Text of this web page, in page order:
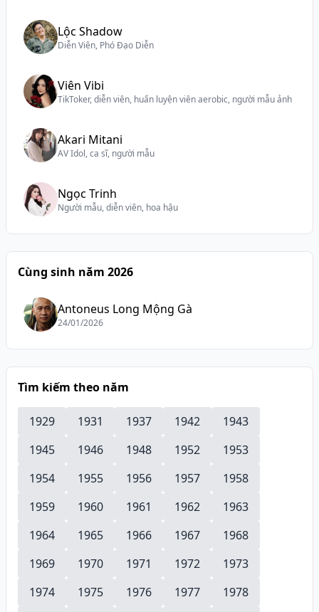
Lộc Shadow
Diễn Viên, Phó Đạo Diễn
Viên Vibi
TikToker, diễn viên, huấn luyện viên aerobic, người mẫu ảnh
Akari Mitani
AV Idol, ca sĩ, người mẫu
Ngọc Trinh
Người mẫu, diễn viên, hoa hậu
Cùng sinh năm 2026
Antoneus Long Mộng Gà
24/01/2026
Tìm kiếm theo năm
1929 1931 1937 1942
1943
1945
1946 1948 1952
1953
1954
1955 1956 1957
1958
1959
1960 1961 1962
1963
1964
1965 1966 1967
1968
1969
1970 1971 1972
1973
1974
1975 1976 1977
1978